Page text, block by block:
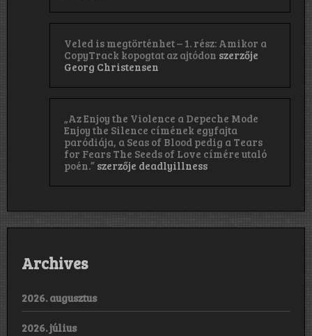
Veled is megtörténhet – 1. rész: Amikor a
CopyTrack kopogtat az ajtódon szerzője
Georg Christensen
„Az Enjoy the Violence a Depeche Mode
Enjoy the Silence címének egyfajta
paródiája, a Seas of Blood pedig a Tears
for Fears The Seeds of Love címére utaló
poén.” szerzője deadlyillness
Archives
2026. augusztus
2026. július